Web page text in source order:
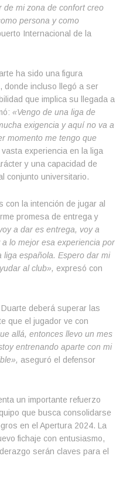
de mi zona de confort creo
persona y como
Internacional de la
ha sido una figura
donde incluso llegó a ser
que implica su llegada a
«Vengo de una liga de
exigencia y aquí no va a
momento me tengo que
vasta experiencia en la liga
y una capacidad de
conjunto universitario.
con la intención de jugar al
promesa de entrega y
a dar es entrega, voy a
lo mejor esa experiencia por
española. Espero dar mi
al club», expresó con
deberá superar las
que el jugador ve con
allá, entonces llevo un mes
entrenando aparte con mi
aseguró el defensor
un importante refuerzo
que busca consolidarse
en el Apertura 2024. La
fichaje con entusiasmo,
serán claves para el